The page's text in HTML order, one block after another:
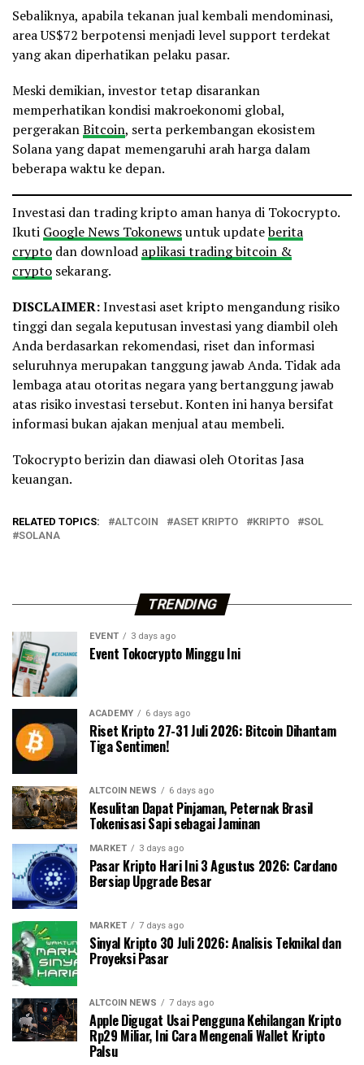
Sebaliknya, apabila tekanan jual kembali mendominasi,
area US$72 berpotensi menjadi level support terdekat
yang akan diperhatikan pelaku pasar.
Meski demikian, investor tetap disarankan
memperhatikan kondisi makroekonomi global,
pergerakanBitcoin, serta perkembangan ekosistem
Solana yang dapat memengaruhi arah harga dalam
beberapa waktu ke depan.
Investasi dan trading kripto aman hanya di Tokocrypto.
Ikuti Google News Tokonewsuntuk updateberita
crypto dan download aplikasi trading bitcoin &
crypto sekarang.
DISCLAIMER:Investasi aset kripto mengandung risiko
tinggi dan segala keputusan investasi yang diambil oleh
Anda berdasarkan rekomendasi, riset dan informasi
seluruhnya merupakan tanggung jawab Anda. Tidak ada
lembaga atau otoritas negara yang bertanggung jawab
atas risiko investasi tersebut. Konten ini hanya bersifat
informasi bukan ajakan menjual atau membeli.
Tokocrypto berizin dan diawasi oleh Otoritas Jasa
keuangan.
RELATED TOPICS: ALTCOIN ASET KRIPTO KRIPTO
SOL
SOLANA
TRENDING
EVENT 3 days ago
Event Tokocrypto Minggu Ini
ACADEMY 6 days ago
Riset Kripto 27-31 Juli 2026: Bitcoin Dihantam
Tiga Sentimen!
ALTCOIN NEWS 6 days ago
Kesulitan Dapat Pinjaman, Peternak Brasil
Tokenisasi Sapi sebagai Jaminan
MARKET 3 days ago
Pasar Kripto Hari Ini 3 Agustus 2026: Cardano
Bersiap Upgrade Besar
MARKET 7 days ago
Sinyal Kripto 30 Juli 2026: Analisis Teknikal dan
Proyeksi Pasar
ALTCOIN NEWS 7 days ago
Apple Digugat Usai Pengguna Kehilangan Kripto
Rp29 Miliar, Ini Cara Mengenali Wallet Kripto
Palsu